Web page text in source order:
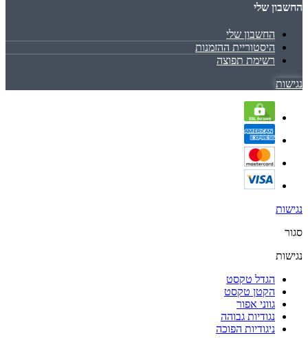
החשבון שלי
החשבון שלי
היסטוריית ההזמנות
רשימת תפוצה
נגישות
נגישות
סגור
נגישות
הגדל טקסט
הקטן טקסט
גווני אפור
נגודיות גבוהה
ניגודיות הפוכה